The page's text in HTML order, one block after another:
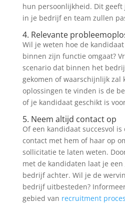
hun persoonlijkheid. Dit geeft
in je bedrijf en team zullen
4. Relevante
Wil je weten hoe de
binnen zijn functie omgaat?
scenario dat binnen het
gekomen of waarschijnlijk zal
oplossingen te vinden is de
of je kandidaat geschikt is
5. Neem altijd contact op
Of een kandidaat succesvol
contact met hem of haar op
sollicitatie te laten weten.
met de kandidaten laat je
bedrijf achter. Wil je de
bedrijf uitbesteden?
gebied van recruitment